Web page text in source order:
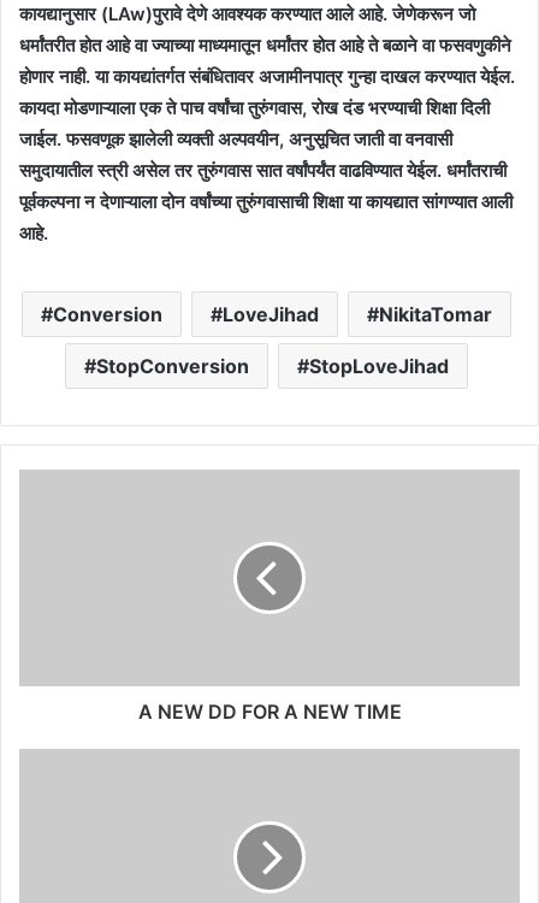
कायद्यानुसार (LAw)पुरावे देणे आवश्यक करण्यात आले आहे. जेणेकरून जो
धर्मांतरीत होत आहे वा ज्याच्या माध्यमातून धर्मांतर होत आहे ते बळाने वा फसवणुकीने
होणार नाही. या कायद्यांतर्गत संबंधितावर अजामीनपात्र गुन्हा दाखल करण्यात येईल.
कायदा मोडणाऱ्याला एक ते पाच वर्षांचा तुरुंगवास, रोख दंड भरण्याची शिक्षा दिली
जाईल. फसवणूक झालेली व्यक्ती अल्पवयीन, अनुसूचित जाती वा वनवासी
समुदायातील स्त्री असेल तर तुरुंगवास सात वर्षांपर्यंत वाढविण्यात येईल. धर्मांतराची
पूर्वकल्पना न देणाऱ्याला दोन वर्षांच्या तुरुंगवासाची शिक्षा या कायद्यात सांगण्यात आली
आहे.
Conversion LoveJihad NikitaTomar
StopConversion StopLoveJihad
A NEW DD FOR A NEW TIME